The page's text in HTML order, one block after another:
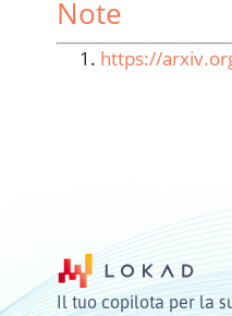
Note
https://
Il tuo copilota per la